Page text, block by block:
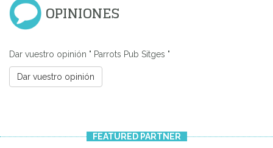
OPINIONES
Dar vuestro opinión " Parrots Pub Sitges "
Dar vuestro opinión
FEATURED PARTNER